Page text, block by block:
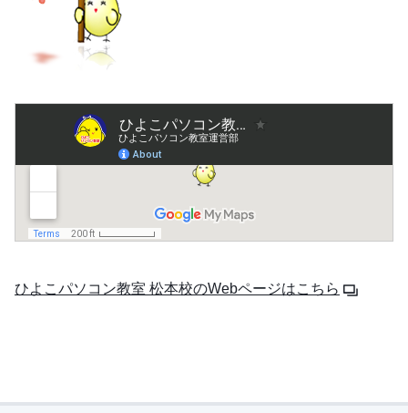
ひよこパソコン教室 松本校のWebページはこちら